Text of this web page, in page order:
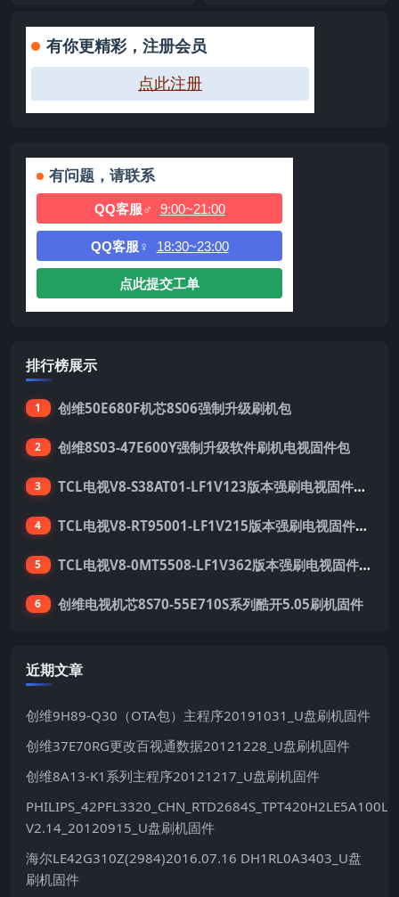
有你更精彩，注册会员
点此注册
有问题，请联系
QQ客服♂ 9:00~21:00
QQ客服♀ 18:30~23:00
点此提交工单
排行榜展示
1 创维50E680F机芯8S06强制升级刷机包
2 创维8S03-47E600Y强制升级软件刷机电视固件包
3 TCL电视V8-S38AT01-LF1V123版本强刷电视固件包下载
4 TCL电视V8-RT95001-LF1V215版本强刷电视固件包下载
5 TCL电视V8-0MT5508-LF1V362版本强刷电视固件包下载
6 创维电视机芯8S70-55E710S系列酷开5.05刷机固件
近期文章
创维9H89-Q30（OTA包）主程序20191031_U盘刷机固件
创维37E70RG更改百视通数据20121228_U盘刷机固件
创维8A13-K1系列主程序20121217_U盘刷机固件
V2.14_20120915_U盘刷机固件
海尔LE42G310Z(2984)2016.07.16 DH1RL0A3403_U盘
刷机固件